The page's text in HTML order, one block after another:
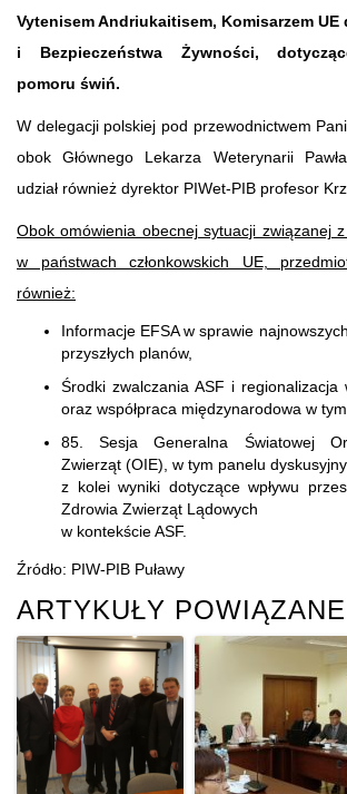
Vytenisem Andriukaitisem, Komisarzem UE
i Bezpieczeństwa Żywności,
pomoru świń.
W delegacji polskiej pod przewodnictwem
obok Głównego Lekarza Weterynarii
udział również dyrektor PIWet-PIB profesor
Obok omówienia obecnej sytuacji związanej
w państwach członkowskich UE,
również:
Informacje EFSA w sprawie
przyszłych planów,
Środki zwalczania ASF i regionalizacja
oraz współpraca międzynarodowa w
85. Sesja Generalna Światowej
Zwierząt (OIE), w tym panelu
z kolei wyniki dotyczące wpływu
Zdrowia Zwierząt Lądowych
w kontekście ASF.
Źródło: PIW-PIB Puławy
ARTYKUŁY POWIĄZANE